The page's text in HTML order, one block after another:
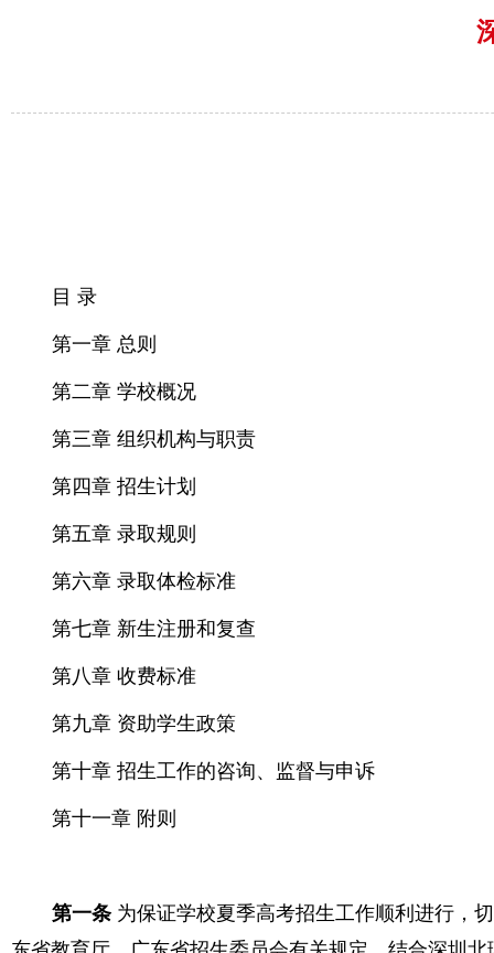
目 录
第一章 总则
第二章 学校概况
第三章 组织机构与职责
第四章 招生计划
第五章 录取规则
第六章 录取体检标准
第七章 新生注册和复查
第八章 收费标准
第九章 资助学生政策
第十章 招生工作的咨询、监督与申诉
第十一章 附则
第一条 为保证学校夏季高考招生工作顺利进行，